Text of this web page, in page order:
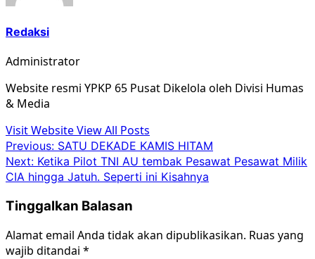
Redaksi
Administrator
Website resmi YPKP 65 Pusat Dikelola oleh Divisi Humas
& Media
Visit WebsiteView All Posts
Post
navigation
Previous: SATU DEKADE KAMIS HITAM
Next: Ketika Pilot TNI AU tembak Pesawat Pesawat Milik
CIA hingga Jatuh. Seperti ini Kisahnya
Tinggalkan Balasan
Alamat email Anda tidak akan dipublikasikan. Ruas yang
wajib ditandai *